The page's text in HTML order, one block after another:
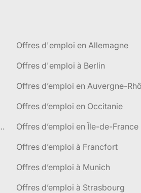
Offres d'emploi en Allemagne
Offres d'emploi à Berlin
Offres d’emploi en Auvergne-
Offres d’emploi en Occitanie
du-Nord-Westphalie
Offres d’emploi en Île-de-France
Offres d’emploi à Francfort
Offres d’emploi à Munich
Offres d’emploi à Strasbourg